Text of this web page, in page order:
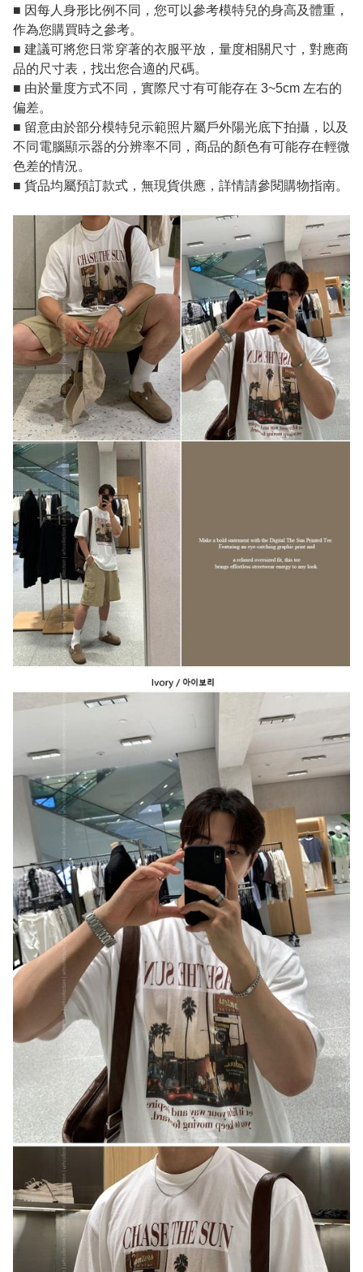
■ 因每人身形比例不同，您可以參考模特兒的身高及體重，
作為您購買時之參考。
■ 建議可將您日常穿著的衣服平放，量度相關尺寸，對應商
品的尺寸表，找出您合適的尺碼。
■ 由於量度方式不同，實際尺寸有可能存在 3~5cm 左右的
偏差。
■ 留意由於部分模特兒示範照片屬戶外陽光底下拍攝，以及
不同電腦顯示器的分辨率不同，商品的顏色有可能存在輕微
色差的情況。
■ 貨品均屬預訂款式，無現貨供應，詳情請參閱購物指南。